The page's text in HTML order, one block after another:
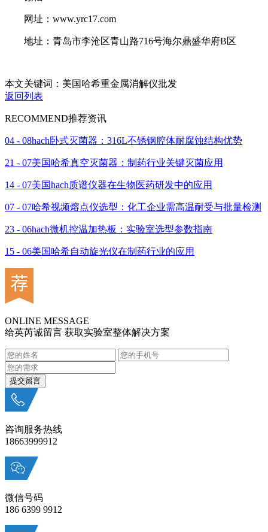
网址：www.yrc17.com
地址：青岛市李沧区青山路716号海尔鼎盛华府B区
本文关键词：美国哈希重金属消解仪批发
返回列表
RECOMMEND推荐资讯
04 - 08hach卧式灭菌器：316L不锈钢腔体耐腐蚀结构优势
21 - 07美国哈希真空灭菌器：制药行业关键灭菌应用
14 - 07美国hach质谱仪器在生物医药研发中的应用
07 - 07哈希视频熔点仪选型：化工企业需高温耐受与批量检测
23 - 06hach微机控温加热板：实验室选型参数指南
15 - 06美国哈希自动旋光仪在制药行业的应用
ONLINE MESSAGE
给英芮诚留言 获取实验室整体解决方案
咨询服务热线
18663999912
微信号码
186 6399 9912